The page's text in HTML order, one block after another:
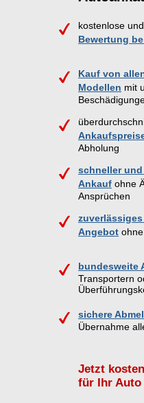
kostenlose
Bewertung
Kauf von
Modellen mit
Abholung
schneller
Ankauf ohne
Ansprüchen
Angebot
bundesweite
Transportern
sichere
Übernahme
Jetzt
für Ihr